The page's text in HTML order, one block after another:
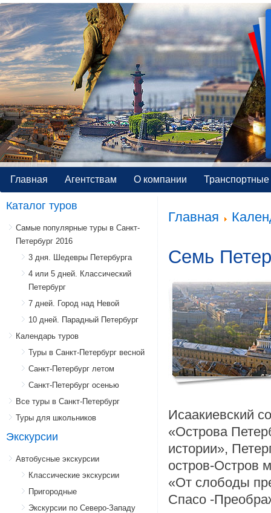
Главная Агентствам О компании Транспортные
Каталог туров
Самые популярные туры в Санкт-
Петербург 2016
3 дня. Шедевры Петербурга
4 или 5 дней. Классический
Петербург
7 дней. Город над Невой
10 дней. Парадный Петербург
Календарь туров
Туры в Санкт-Петербург весной
Санкт-Петербург летом
Санкт-Петербург осенью
Все туры в Санкт-Петербург
Туры для школьников
Экскурсии
Автобусные экскурсии
Классические экскурсии
Пригородные
Экскурсии по Северо-Западу
Главная
Семь
Исаакиевский
«Острова
истории»,
остров-Остров
«От слободы
Спасо -